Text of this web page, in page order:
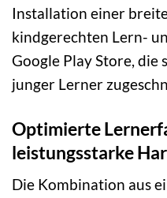
Installation einer
kindgerechten Lern-
Google Play Store, die
junger Lerner
Optimierte
leistungsstarke
Die Kombination aus